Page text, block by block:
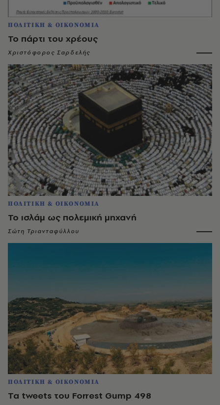
ΠΟΛΙΤΙΚΗ & ΟΙΚΟΝΟΜΙΑ
Το πάρτι του χρέους
Χριστόφορος Σαρδελής
ΠΟΛΙΤΙΚΗ & ΟΙΚΟΝΟΜΙΑ
Το ισλάμ ως πολεμική μηχανή
Σώτη Τριανταφύλλου
ΠΟΛΙΤΙΚΗ & ΟΙΚΟΝΟΜΙΑ
Τα tweets του Forrest Gump 498